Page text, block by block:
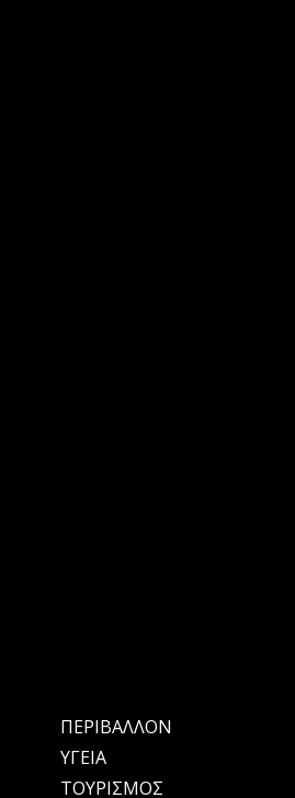
ΠΕΡΙΒΑΛΛΟΝ
ΥΓΕΙΑ
ΤΟΥΡΙΣΜΟΣ